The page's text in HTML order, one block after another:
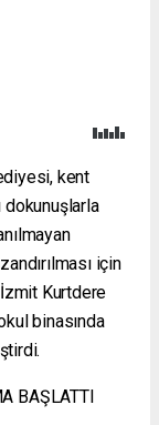
kent
dokunuşlarla
için
İzmit Kurtdere
binasında
BAŞLATTI